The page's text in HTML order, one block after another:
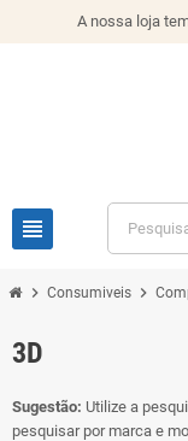
A nossa loja
view_headline
chevron_right Consumiveis chevron_right
3D
Sugestão: Utilize a
pesquisar por marca e